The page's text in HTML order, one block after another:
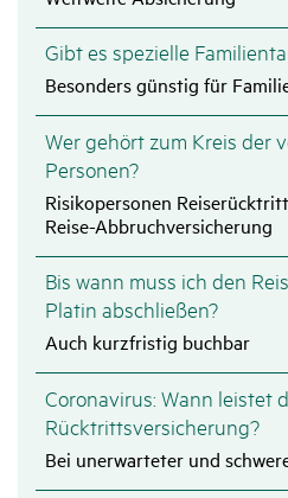
Gibt es spezielle
Besonders günstig für
Wer gehört zum Kreis der
Personen?
Risikopersonen
Reise-Abbruchversicherung
Bis wann muss ich den
Platin abschließen?
Auch kurzfristig buchbar
Coronavirus: Wann leistet
Rücktrittsversicherung?
Bei unerwarteter und